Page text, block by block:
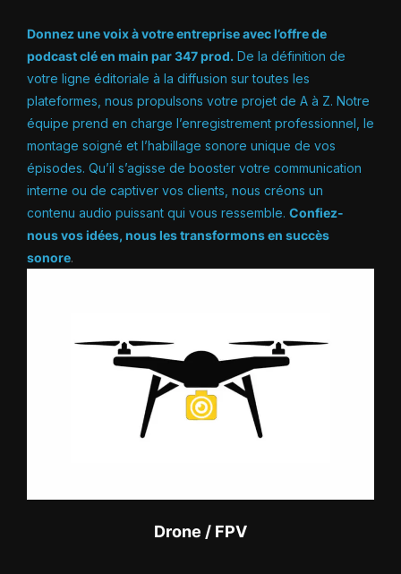
Donnez une voix à votre entreprise avec l’offre de
podcast clé en main par 347 prod. De la définition de
votre ligne éditoriale à la diffusion sur toutes les
plateformes, nous propulsons votre projet de A à Z. Notre
équipe prend en charge l’enregistrement professionnel, le
montage soigné et l’habillage sonore unique de vos
épisodes. Qu’il s’agisse de booster votre communication
interne ou de captiver vos clients, nous créons un
contenu audio puissant qui vous ressemble. Confiez-
nous vos idées, nous les transformons en succès
sonore.
Drone / FPV